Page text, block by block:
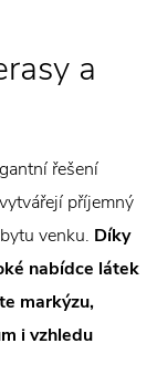
a
řešení
příjemný
venku. Díky
nabídce látek
markýzu,
i vzhledu